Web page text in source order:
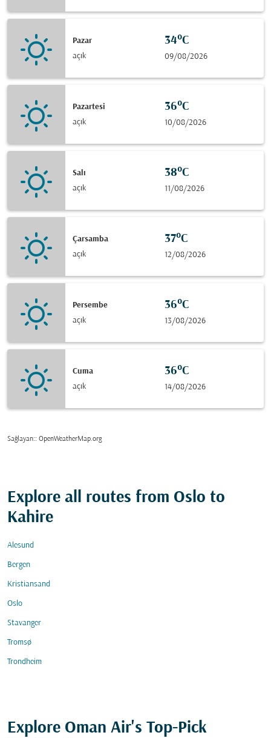
Pazar
açık
34°C
09/08/2026
Pazartesi
açık
36°C
10/08/2026
Salı
açık
38°C
11/08/2026
Çarsamba
açık
37°C
12/08/2026
Persembe
açık
36°C
13/08/2026
Cuma
açık
36°C
14/08/2026
Sağlayan:: OpenWeatherMap.org
Explore all routes from Oslo to
Kahire
Alesund
Bergen
Kristiansand
Oslo
Stavanger
Tromsø
Trondheim
Explore Oman Air's Top-Pick